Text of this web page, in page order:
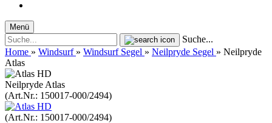
Menü
Suche...
Home » Windsurf » Windsurf Segel » Neilpryde Segel » Neilpryde
Atlas
Neilpryde Atlas
(Art.Nr.: 150017-000/2494)
(Art.Nr.: 150017-000/2494)